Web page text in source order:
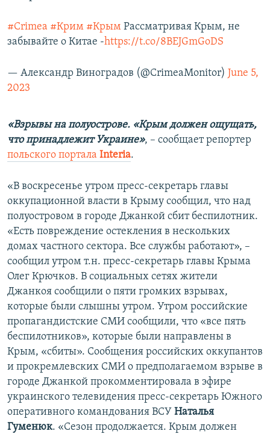
#Crimea #Крим #Крым Рассматривая Крым, не
забывайте о Китае -https://t.co/8BEJGmGoDS
— Александр Виноградов (@CrimeaMonitor) June 5,
2023
«Взрывы на полуострове. «Крым должен ощущать,
что принадлежит Украине», – сообщает репортер
польского портала Interia.
«В воскресенье утром пресс-секретарь главы
оккупационной власти в Крыму сообщил, что над
полуостровом в городе Джанкой сбит беспилотник.
«Есть повреждение остекления в нескольких
домах частного сектора. Все службы работают», –
сообщил утром т.н. пресс-секретарь главы Крыма
Олег Крючков. В социальных сетях жители
Джанкоя сообщили о пяти громких взрывах,
которые были слышны утром. Утром российские
пропагандистские СМИ сообщили, что «все пять
беспилотников», которые были направлены в
Крым, «сбиты». Сообщения российских оккупантов
и прокремлевских СМИ о предполагаемом взрыве в
городе Джанкой прокомментировала в эфире
украинского телевидения пресс-секретарь Южного
оперативного командования ВСУ Наталья
Гуменюк. «Сезон продолжается. Крым должен